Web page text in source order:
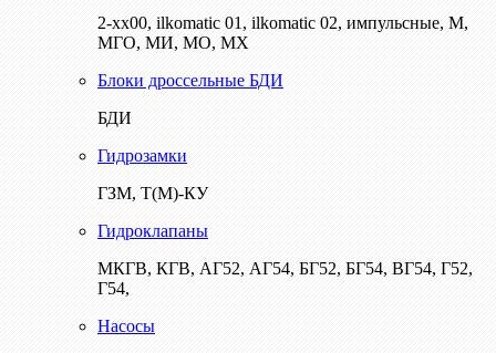
2-хх00, ilkomatic 01, ilkomatic 02, импульсные, М,
МГО, МИ, МО, МХ
Блоки дроссельные БДИ
БДИ
Гидрозамки
ГЗМ, Т(М)-КУ
Гидроклапаны
МКГВ, КГВ, АГ52, АГ54, БГ52, БГ54, ВГ54, Г52,
Г54,
Насосы